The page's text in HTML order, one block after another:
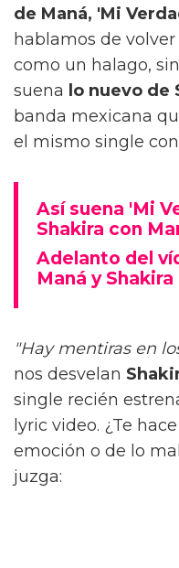
de Maná, 'Mi
hablamos de
como un halago,
suena lo nuevo de
banda mexicana
el mismo single
Así suena 'Mi
Shakira con
Adelanto del
Maná y Shakira
"Hay mentiras en
nos desvelan
single recién
lyric video. ¿Te
emoción o de lo
juzga: